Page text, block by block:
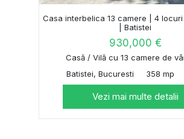
Casa interbelica 13 camere | 4
| Batistei
930,000 €
Casă / Vilă cu 13 camere de
Batistei, Bucuresti
358 mp
Vezi mai multe detalii